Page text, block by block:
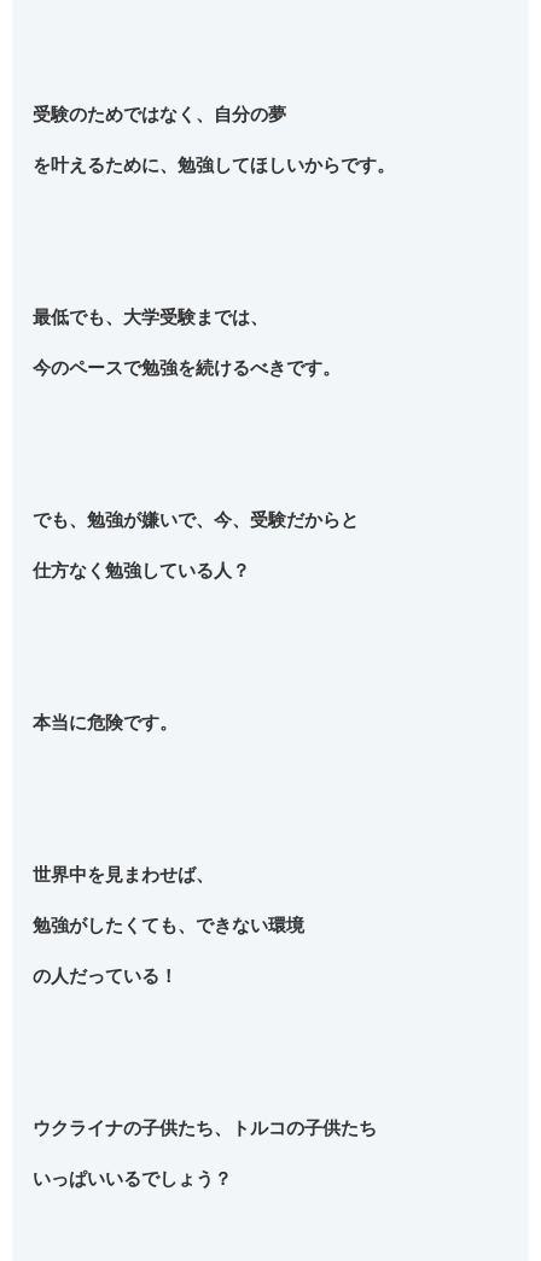
受験のためではなく、自分の夢
を叶えるために、勉強してほしいからです。
最低でも、大学受験までは、
今のペースで勉強を続けるべきです。
でも、勉強が嫌いで、今、受験だからと
仕方なく勉強している人？
本当に危険です。
世界中を見まわせば、
勉強がしたくても、できない環境
の人だっている！
ウクライナの子供たち、トルコの子供たち
いっぱいいるでしょう？